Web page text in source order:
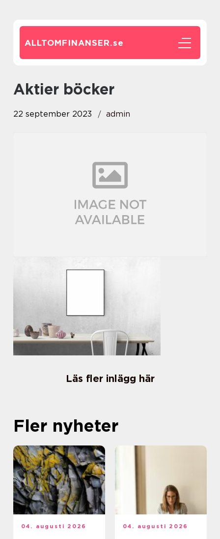
ALLTOMFINANSER.se
aktier böcker
22 september 2023 admin
Läs fler inlägg här
Fler nyheter
04. augusti 2026 04. augusti 2026